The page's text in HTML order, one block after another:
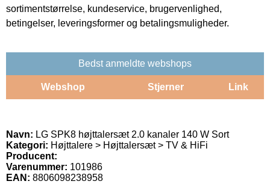
sortimentstørrelse, kundeservice, brugervenlighed,
betingelser, leveringsformer og betalingsmuligheder.
Bedst anmeldte webshops
Webshop Stjerner Link
Navn: LG SPK8 højttalersæt 2.0 kanaler 140 W Sort
Kategori: Højttalere > Højttalersæt > TV & HiFi
Producent:
Varenummer: 101986
EAN: 8806098238958